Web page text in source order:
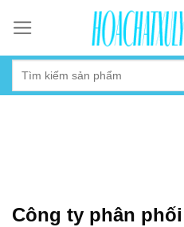
content
Công ty phân